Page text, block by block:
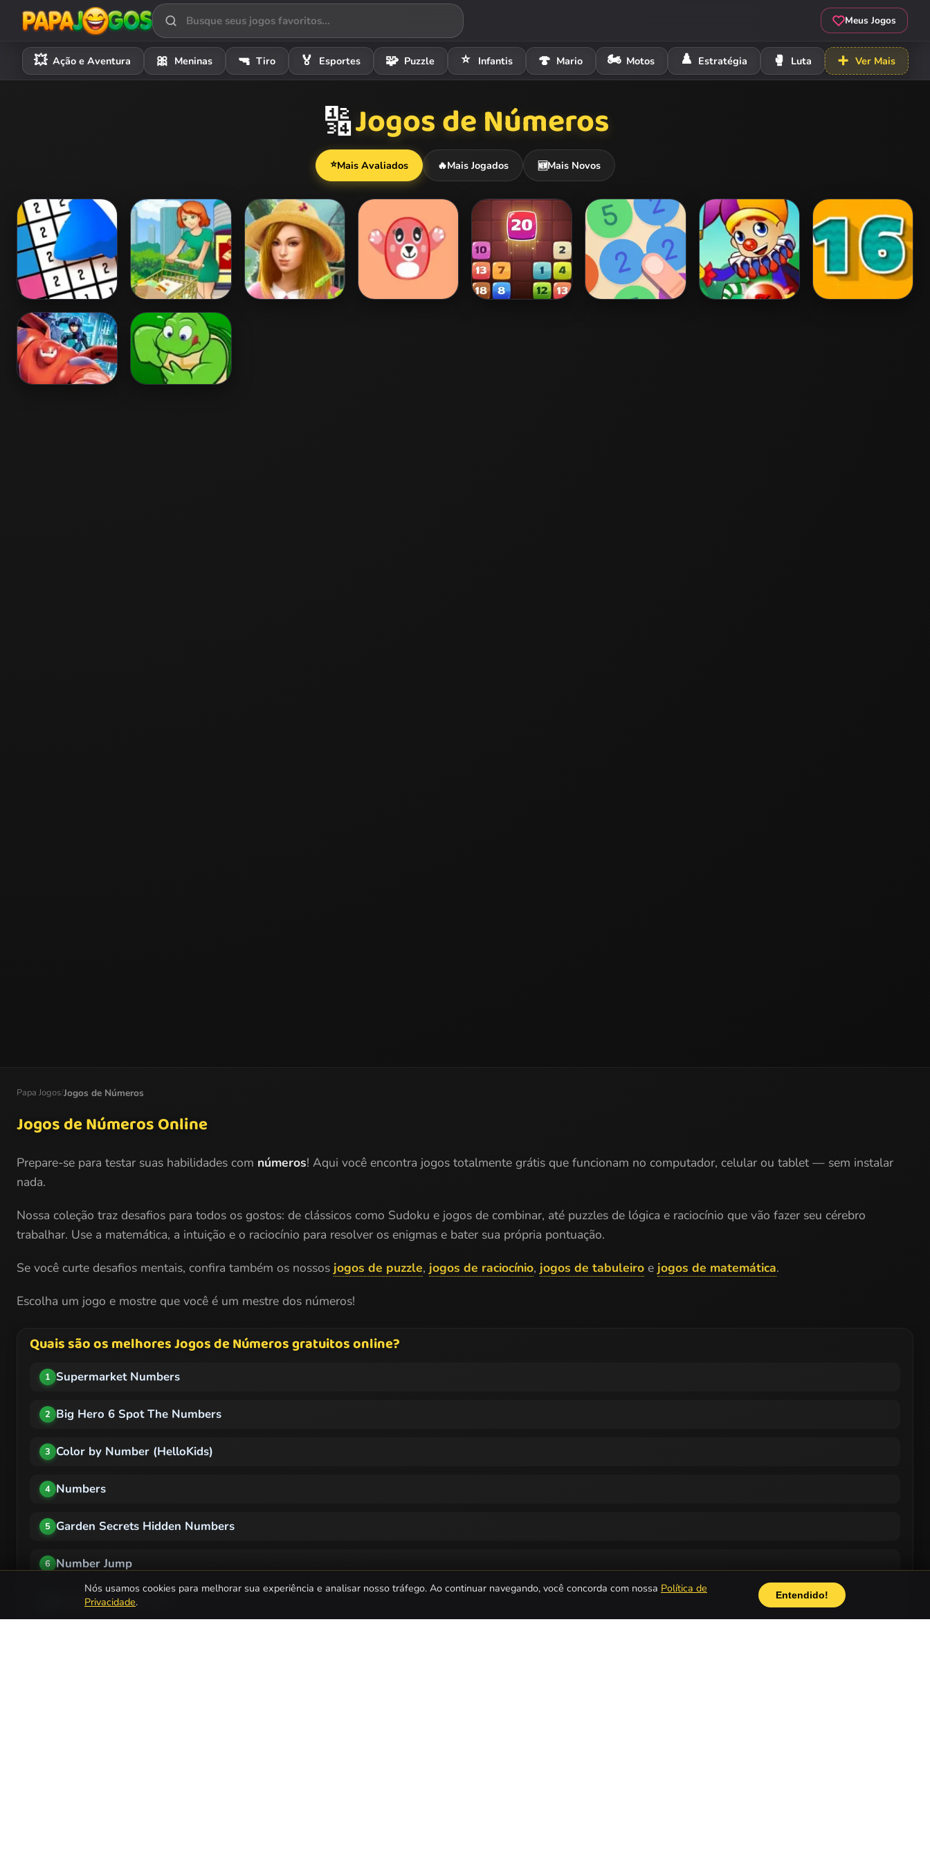
Meus Jogos
💥 Ação e Aventura 🎀 Meninas 🔫 Tiro 🏅 Esportes 🧩 Puzzle ⭐ Infantis 🍄 Mario 🏍️ Motos ♟️ Estratégia 🥊 Luta ➕ Ver Mais
🔢Jogos de Números
⭐Mais Avaliados 🔥Mais Jogados 🆕Mais Novos
Color by Number
(HelloKids)
Supermarket
Numbers
Papa Jogos/Jogos de Números
Jogos de Números Online
Prepare-se para testar suas habilidades com números! Aqui você encontra jogos totalmente grátis que funcionam no computador, celular ou tablet — sem instalar
nada.
Nossa coleção traz desafios para todos os gostos: de clássicos como Sudoku e jogos de combinar, até puzzles de lógica e raciocínio que vão fazer seu cérebro
trabalhar. Use a matemática, a intuição e o raciocínio para resolver os enigmas e bater sua própria pontuação.
Se você curte desafios mentais, confira também os nossos jogos de puzzle, jogos de raciocínio, jogos de tabuleiro e jogos de matemática.
Escolha um jogo e mostre que você é um mestre dos números!
Quais são os melhores Jogos de Números gratuitos online?
1 Supermarket Numbers
2 Big Hero 6 Spot The Numbers
3 Color by Number (HelloKids)
4 Numbers
5 Garden Secrets Hidden Numbers
6 Number Jump
Number Merge 2048
Nós usamos cookies para melhorar sua experiência e analisar nosso tráfego. Ao continuar navegando, você concorda com nossa Política de
Privacidade. Entendido!